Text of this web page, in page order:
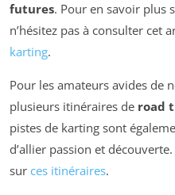
futures. Pour en savoir plus
n’hésitez pas à consulter cet
karting.
Pour les amateurs avides de
plusieurs itinéraires de road
pistes de karting sont
d’allier passion et
sur ces itinéraires.